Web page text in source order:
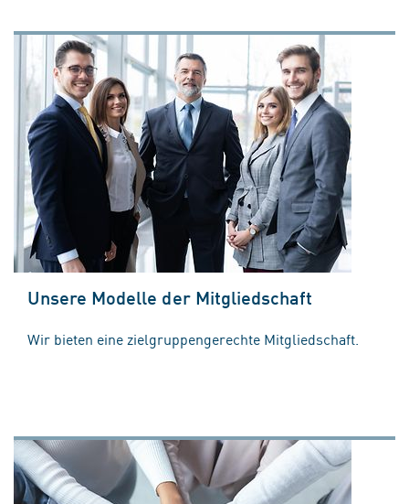
Unsere Modelle der Mitgliedschaft
Wir bieten eine zielgruppengerechte Mitgliedschaft.